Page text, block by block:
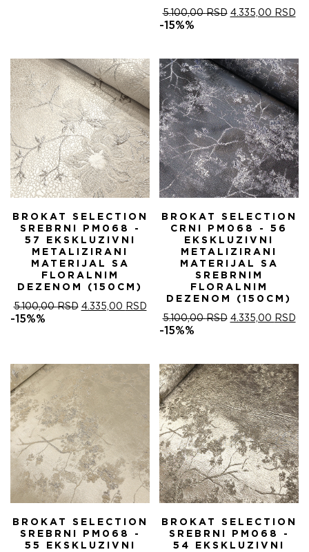
5.100,00RSD ОРИГИНАЛНА
5.100,00 RSD.
4.335,00 RSD
-15%%
BROKAT SELECTION
SREBRNI PM068 -
57 EKSKLUZIVNI
METALIZIRANI
MATERIJAL SA
FLORALNIM
DEZENOM (150CM)
5.100,00RSD ОРИГИНАЛНА
4.335,00 RSDТРЕНУТНА
ЦЕНА
-15%%
BROKAT SELECTION
CRNI PM068 - 56
EKSKLUZIVNI
METALIZIRANI
MATERIJAL SA
SREBRNIM
FLORALNIM
DEZENOM (150CM)
5.100,00RSD ОРИГИНАЛНА
5.100,00 RSD.
4.335,00 RSD
-15%%
BROKAT SELECTION
SREBRNI PM068 -
55 EKSKLUZIVNI
BROKAT SELECTION
SREBRNI PM068 -
54 EKSKLUZIVNI